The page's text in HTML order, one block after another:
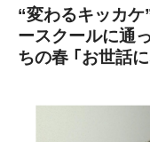
“変わるキッカ
ースクールに通
ちの春 「お世話